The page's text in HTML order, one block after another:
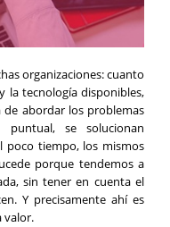
organizaciones: cuanto
la tecnología disponibles,
de abordar los problemas
puntual, se solucionan
poco tiempo, los mismos
porque tendemos a
sin tener en cuenta el
Y precisamente ahí es
valor.